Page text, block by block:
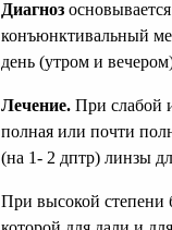
Диагноз
конъюнктивальный
день (утром и
Лечение. При слабой
полная или почти
(на 1- 2 дптр) линзы
При высокой степени